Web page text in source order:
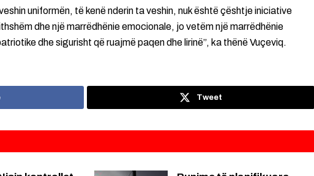
uniformën, të kenë nderin ta veshin, nuk është çështje iniciative
dhe një marrëdhënie emocionale, jo vetëm një marrëdhënie
dhe sigurisht që ruajmë paqen dhe lirinë”, ka thënë Vuçeviq.
Tweet